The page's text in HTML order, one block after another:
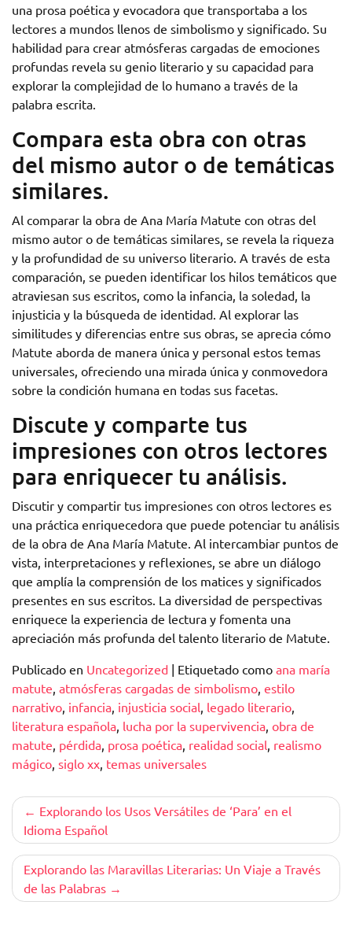
una prosa poética y evocadora que transportaba a los
lectores a mundos llenos de simbolismo y significado. Su
habilidad para crear atmósferas cargadas de emociones
profundas revela su genio literario y su capacidad para
explorar la complejidad de lo humano a través de la
palabra escrita.
Compara esta obra con otras
del mismo autor o de temáticas
similares.
Al comparar la obra de Ana María Matute con otras del
mismo autor o de temáticas similares, se revela la riqueza
y la profundidad de su universo literario. A través de esta
comparación, se pueden identificar los hilos temáticos que
atraviesan sus escritos, como la infancia, la soledad, la
injusticia y la búsqueda de identidad. Al explorar las
similitudes y diferencias entre sus obras, se aprecia cómo
Matute aborda de manera única y personal estos temas
universales, ofreciendo una mirada única y conmovedora
sobre la condición humana en todas sus facetas.
Discute y comparte tus
impresiones con otros lectores
para enriquecer tu análisis.
Discutir y compartir tus impresiones con otros lectores es
una práctica enriquecedora que puede potenciar tu análisis
de la obra de Ana María Matute. Al intercambiar puntos de
vista, interpretaciones y reflexiones, se abre un diálogo
que amplía la comprensión de los matices y significados
presentes en sus escritos. La diversidad de perspectivas
enriquece la experiencia de lectura y fomenta una
apreciación más profunda del talento literario de Matute.
Publicado en Uncategorized | Etiquetado como ana maría
matute, atmósferas cargadas de simbolismo, estilo
narrativo, infancia, injusticia social, legado literario,
literatura española, lucha por la supervivencia, obra de
matute, pérdida, prosa poética, realidad social, realismo
mágico, siglo xx, temas universales
Navegación
de
entradas
Explorando los Usos Versátiles de ‘Para’ en el
Idioma Español
Explorando las Maravillas Literarias: Un Viaje a Través
de las Palabras